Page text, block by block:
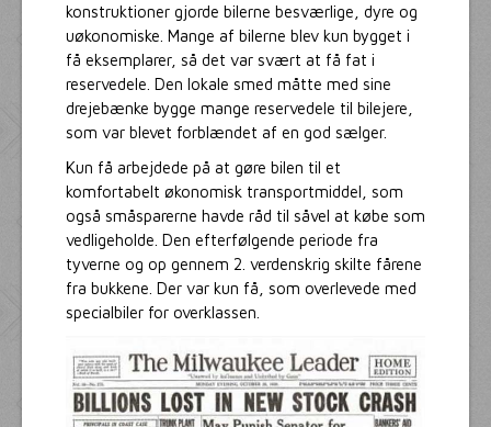
konstruktioner gjorde bilerne besværlige, dyre og
uøkonomiske. Mange af bilerne blev kun bygget i
få eksemplarer, så det var svært at få fat i
reservedele. Den lokale smed måtte med sine
drejebænke bygge mange reservedele til bilejere,
som var blevet forblændet af en god sælger.
Kun få arbejdede på at gøre bilen til et
komfortabelt økonomisk transportmiddel, som
også småsparerne havde råd til såvel at købe som
vedligeholde. Den efterfølgende periode fra
tyverne og op gennem 2. verdenskrig skilte fårene
fra bukkene. Der var kun få, som overlevede med
specialbiler for overklassen.